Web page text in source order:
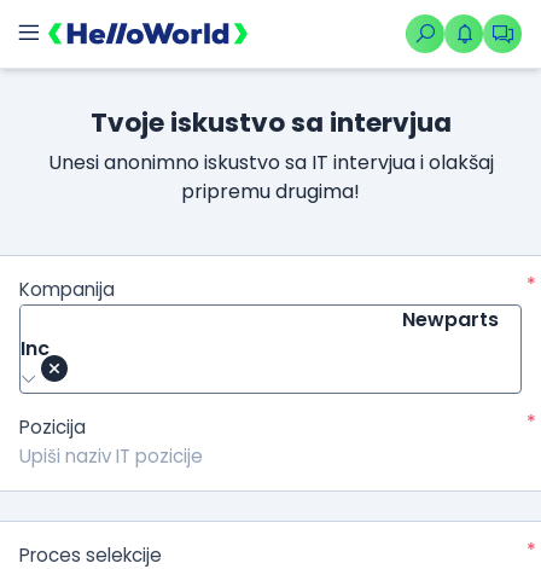
Tvoje iskustvo sa intervjua
Unesi anonimno iskustvo sa IT intervjua i olakšaj
pripremu drugima!
Kompanija
*
Newparts
Inc
Pozicija *
Proces selekcije *